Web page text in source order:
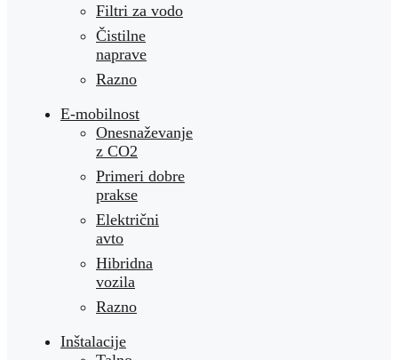
Filtri za vodo
Čistilne
naprave
Razno
E-mobilnost
Onesnaževanje
z CO2
Primeri dobre
prakse
Električni
avto
Hibridna
vozila
Razno
Inštalacije